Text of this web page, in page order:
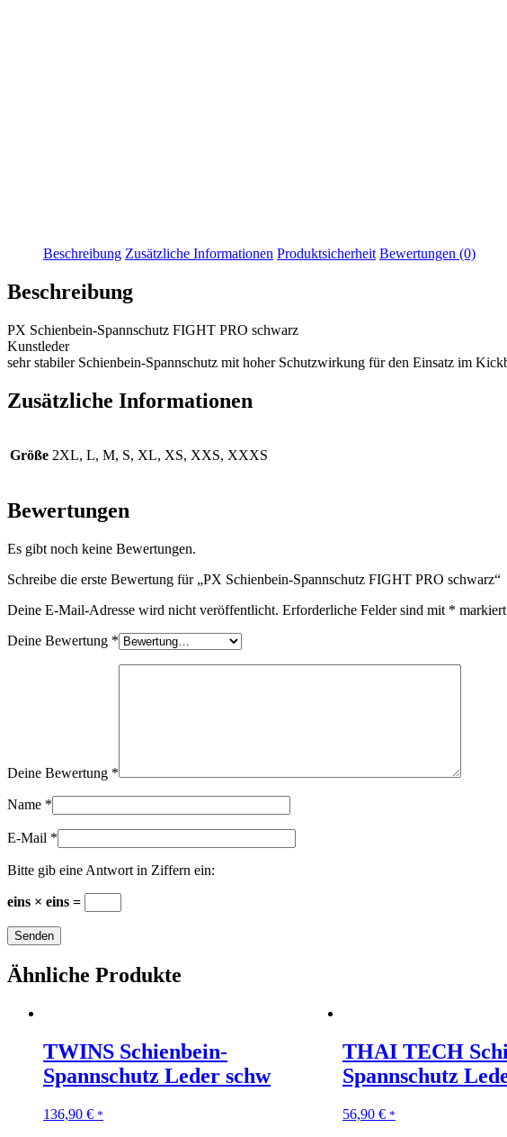
Beschreibung Zusätzliche Informationen Produktsicherheit Bewertungen (0)
Beschreibung
PX Schienbein-Spannschutz FIGHT PRO schwarz
Kunstleder
sehr stabiler Schienbein-Spannschutz mit hoher Schutzwirkung für den Einsatz im
Zusätzliche Informationen
Größe 2XL, L, M, S, XL, XS, XXS, XXXS
Bewertungen
Es gibt noch keine Bewertungen.
Schreibe die erste Bewertung für „PX Schienbein-Spannschutz FIGHT PRO schwarz“
Deine E-Mail-Adresse wird nicht veröffentlicht. Erforderliche Felder sind mit * markiert
Deine Bewertung *
Deine Bewertung *
Name *
E-Mail *
Bitte gib eine Antwort in Ziffern ein:
eins × eins =
Ähnliche Produkte
TWINS Schienbein-
Spannschutz Leder schw
136,90 € *
THAI TECH
Spannschutz
56,90 € *